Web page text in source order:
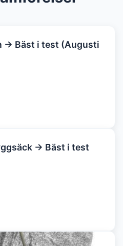
→ Bäst i test (Augusti
→ Bäst i test